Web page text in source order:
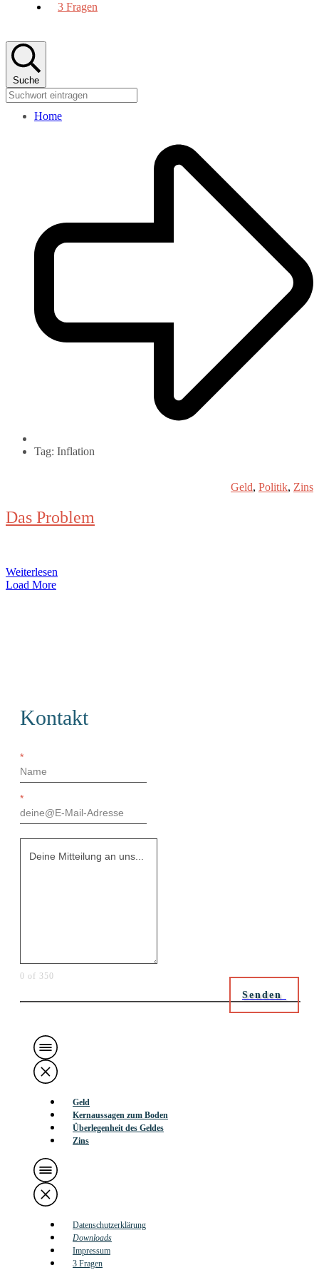
3 Fragen
Suche
Home
Tag: Inflation
Geld, Politik, Zins
Das Problem
Weiterlesen
Load More
Kontakt
*
*
0 of 350
Senden
Geld
Kernaussagen zum Boden
Überlegenheit des Geldes
Zins
Datenschutzerklärung
Downloads
Impressum
3 Fragen